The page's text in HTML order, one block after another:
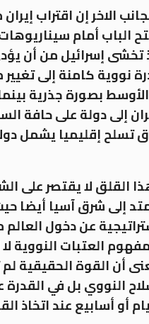
الاخر إن اقتراب
الباب أمام
تخشى إسرائيل من أن
نووية كامنة إلى
بصورة جذرية
إلى دولة على حافة
تسلح إقليميا يشمل
القلق لا يقتصر على
إلى شرق آسيا أيضا
عن دخول
العتبات النووية لا
أن القوة الحقيقية
النووي بل في
أو أسابيع عند اتخاذ